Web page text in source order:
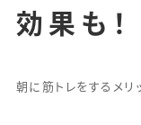
効果も！
朝に筋トレをするメリ